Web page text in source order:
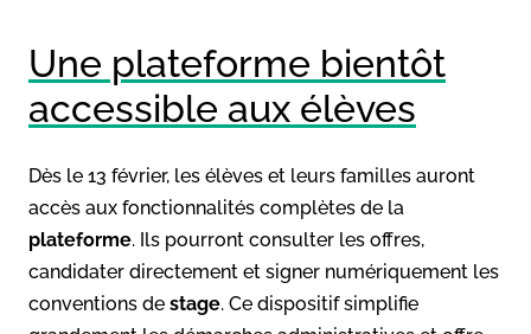
Une plateforme bientôt
accessible aux élèves
Dès le 13 février, les élèves et leurs familles auront
accès aux fonctionnalités complètes de la
plateforme. Ils pourront consulter les offres,
candidater directement et signer numériquement les
conventions de stage. Ce dispositif simplifie